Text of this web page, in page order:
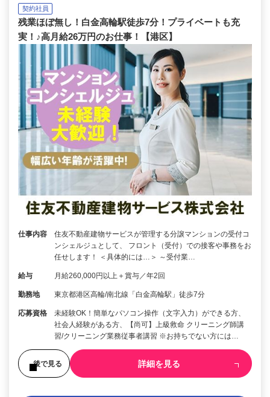
契約社員
残業ほぼ無し！白金高輪駅徒歩7分！プライベートも充
実！♪高月給26万円のお仕事！【港区】
仕事内容
住友不動産建物サービスが管理する分譲マンションの受付コ
ンシェルジュとして、 フロント（受付）での接客や事務をお
任せします！ ＜具体的には…＞ ～受付業…
給与 月給260,000円以上＋賞与／年2回
勤務地 東京都港区高輪/南北線「白金高輪駅」徒歩7分
応募資格
未経験OK！簡単なパソコン操作（文字入力）ができる方、
社会人経験がある方、【尚可】上級救命 クリーニング師講
習/クリーニング業務従事者講習 ※お持ちでない方には…
後で見る 詳細を見る